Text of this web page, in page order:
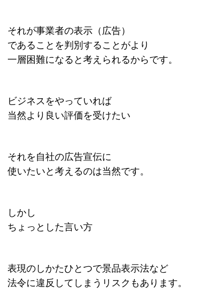
それが事業者の表示（広告）
であることを判別することがより
一層困難になると考えられるからです。
ビジネスをやっていれば
当然より良い評価を受けたい
それを自社の広告宣伝に
使いたいと考えるのは当然です。
しかし
ちょっとした言い方
表現のしかたひとつで景品表示法など
法令に違反してしまうリスクもあります。